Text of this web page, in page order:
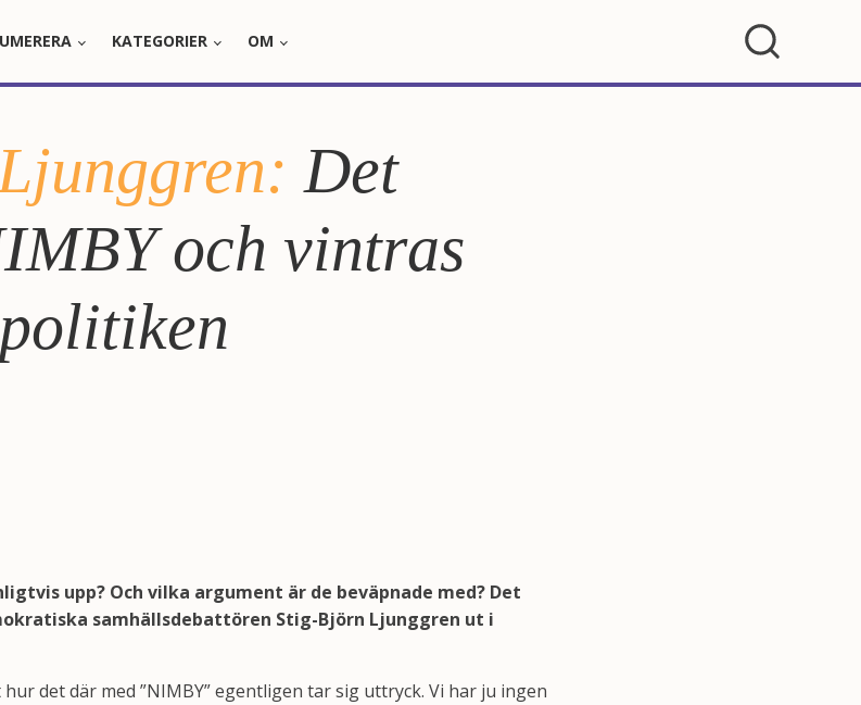
KATEGORIER OM
Det
och vintras
upp? Och vilka argument är de beväpnade med? Det
samhällsdebattören Stig-Björn Ljunggren ut i
det där med ”NIMBY” egentligen tar sig uttryck. Vi har ju ingen